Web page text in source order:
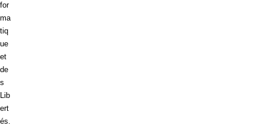
for
ma
tiq
ue
et
de
s
Lib
ert
és.